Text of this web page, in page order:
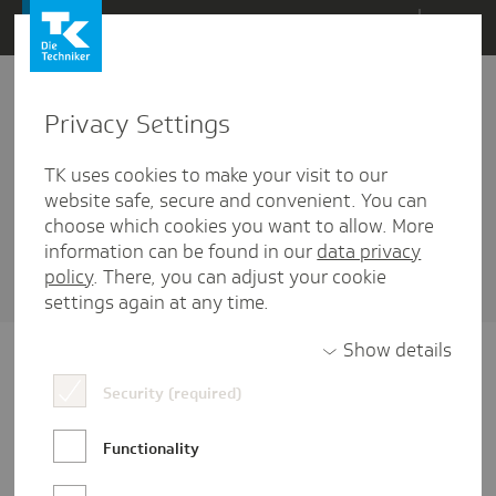
Direkt
Inhalt
Jobangebote
1 Artikel diesem Schlagwort zugehörig
Sortieren nach DatumoderBeliebtheit
Privacy Settings
TK uses cookies to make your visit to our
website safe, secure and convenient. You can
choose which cookies you want to allow. More
information can be found in our data privacy
policy. There, you can adjust your cookie
settings again at any time.
Show details
Security (required)
Functionality